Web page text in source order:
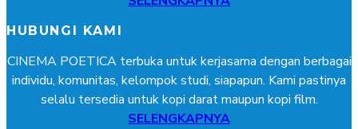
HUBUNGI KAMI
CINEMA POETICA terbuka untuk kerjasama dengan berbagai
individu, komunitas, kelompok studi, siapapun. Kami pastinya
selalu tersedia untuk kopi darat maupun kopi film.
SELENGKAPNYA